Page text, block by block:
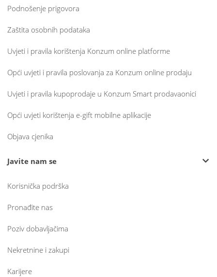
Podnošenje prigovora
Zaštita osobnih podataka
Uvjeti i pravila korištenja Konzum online platforme
Opći uvjeti i pravila poslovanja za Konzum online prodaju
Uvjeti i pravila kupoprodaje u Konzum Smart prodavaonici
Opći uvjeti korištenja e-gift mobilne aplikacije
Objava cjenika
Javite nam se
Korisnička podrška
Pronađite nas
Poziv dobavljačima
Nekretnine i zakupi
Karijere